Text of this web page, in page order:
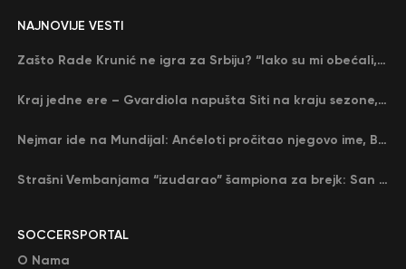
SOCCERSPORTAL
O Nama
NAJNOVIJE VESTI
Zašto Rade Krunić ne igra za Srbiju? “Iako su mi obećali, niko me nije zvao…”
Kraj jedne ere – Gvardiola napušta Siti na kraju sezone, menja ga njegov nekadašnji rival
Nejmar ide na Mundijal: Anćeloti pročitao njegovo ime, Brazil u delirijumu (VIDEO)
Strašni Vembanjama “izudarao” šampiona za brejk: San Antonio poveo protiv Oklahome